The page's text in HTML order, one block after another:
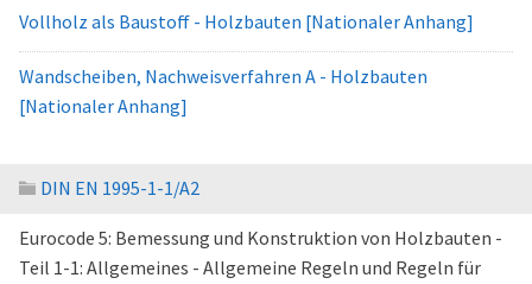
Vollholz als Baustoff - Holzbauten [Nationaler Anhang]
Wandscheiben, Nachweisverfahren A - Holzbauten
[Nationaler Anhang]
DIN EN 1995-1-1/A2
Eurocode 5: Bemessung und Konstruktion von Holzbauten -
Teil 1-1: Allgemeines - Allgemeine Regeln und Regeln für